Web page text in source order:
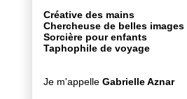
Créative des mains
Chercheuse de belles images
Sorcière pour enfants
Taphophile de voyage
Je m'appelle Gabrielle Aznar